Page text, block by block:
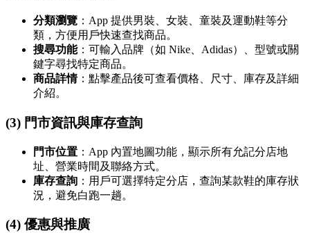
分類瀏覽 ：App 提供男裝、女裝、童裝及運動鞋等分
類，方便用戶快速查找商品。
搜尋功能：可輸入品牌（如 Nike、Adidas）、型號或關
鍵字尋找特定商品。
商品詳情：點擊產品後可查看價格、尺寸、庫存及詳細
介紹。
(3) 門市資訊與庫存查詢
門市位置 ：App 內置地圖功能，顯示所有允記分店地
址、營業時間及聯絡方式。
庫存查詢 ：用戶可選擇特定分店，查詢某款鞋的庫存狀
況，避免白跑一趟。
(4) 優惠與推廣